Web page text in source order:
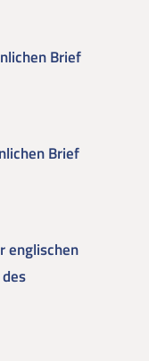
Brief
Brief
englischen